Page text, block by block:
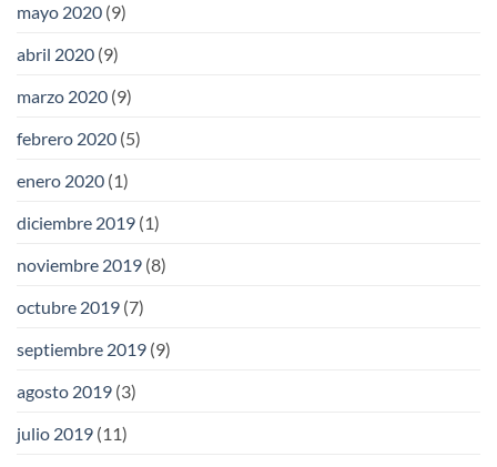
mayo 2020 (9)
abril 2020 (9)
marzo 2020 (9)
febrero 2020 (5)
enero 2020 (1)
diciembre 2019 (1)
noviembre 2019 (8)
octubre 2019 (7)
septiembre 2019 (9)
agosto 2019 (3)
julio 2019 (11)